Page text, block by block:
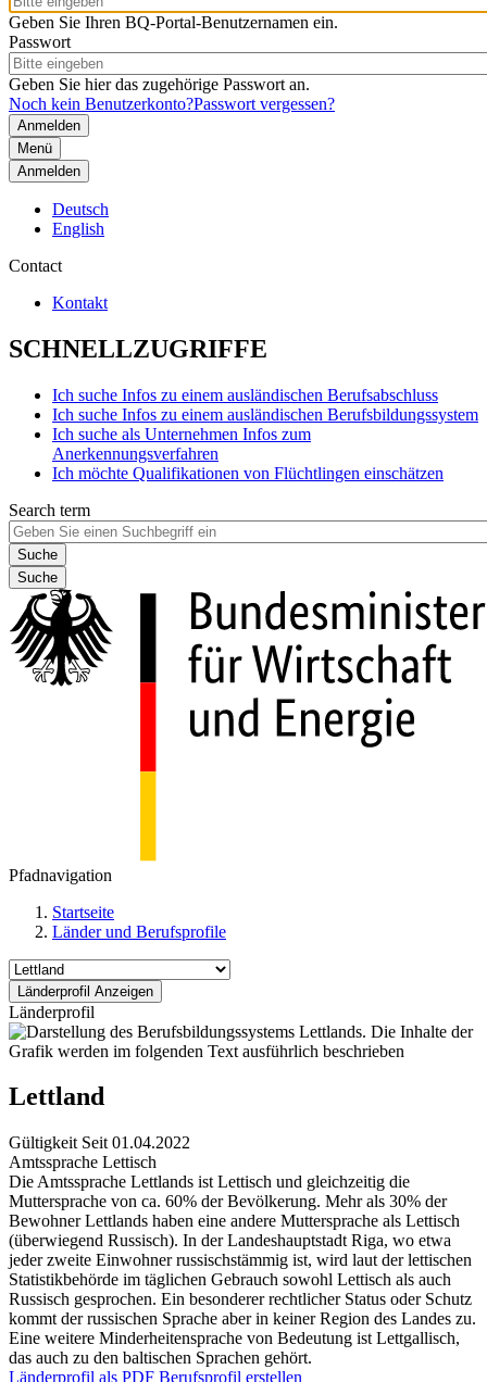
Geben Sie Ihren BQ-Portal-Benutzernamen ein.
Passwort
Geben Sie hier das zugehörige Passwort an.
Noch kein Benutzerkonto?Passwort vergessen?
Menü
Anmelden
Deutsch
English
Contact
Kontakt
SCHNELLZUGRIFFE
Ich suche Infos zu einem ausländischen Berufsabschluss
Ich suche Infos zu einem ausländischen Berufsbildungssystem
Ich suche als Unternehmen Infos zum
Anerkennungsverfahren
Ich möchte Qualifikationen von Flüchtlingen einschätzen
Search term
Suche
Pfadnavigation
Startseite
Länder und Berufsprofile
Länderprofil
Lettland
Gültigkeit Seit 01.04.2022
Amtssprache Lettisch
Die Amtssprache Lettlands ist Lettisch und gleichzeitig die
Muttersprache von ca. 60% der Bevölkerung. Mehr als 30% der
Bewohner Lettlands haben eine andere Muttersprache als Lettisch
(überwiegend Russisch). In der Landeshauptstadt Riga, wo etwa
jeder zweite Einwohner russischstämmig ist, wird laut der lettischen
Statistikbehörde im täglichen Gebrauch sowohl Lettisch als auch
Russisch gesprochen. Ein besonderer rechtlicher Status oder Schutz
kommt der russischen Sprache aber in keiner Region des Landes zu.
Eine weitere Minderheitensprache von Bedeutung ist Lettgallisch,
das auch zu den baltischen Sprachen gehört.
Länderprofil als PDF Berufsprofil erstellen